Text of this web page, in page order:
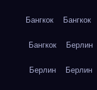
Бангкок Бангкок
Бангкок Берлин
Берлин Берлин